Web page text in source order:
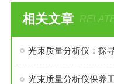
相关文章
光束质量分析仪：探
光束质量分析仪保养